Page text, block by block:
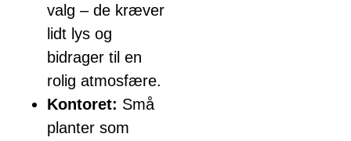
valg – de kræver
lidt lys og
bidrager til en
rolig atmosfære.
Kontoret: Små
planter som